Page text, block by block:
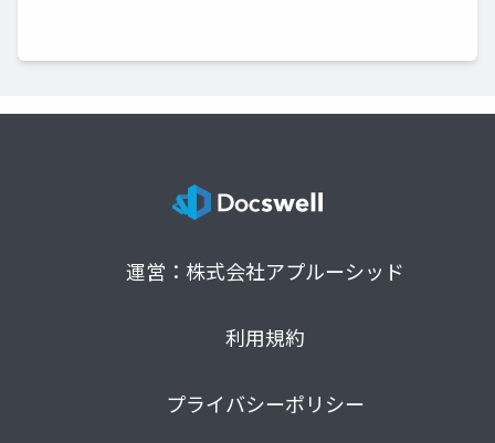
運営：株式会社アプルーシッド
利用規約
プライバシーポリシー